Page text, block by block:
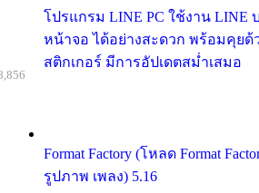
โปรแกรม LINE PC ใช้งาน
หน้าจอ ได้อย่างสะดวก พร้อมคุยด้
สติกเกอร์ มีการอัปเดตสม่ำเสมอ
Format Factory (โหลด Format
รูปภาพ เพลง) 5.16